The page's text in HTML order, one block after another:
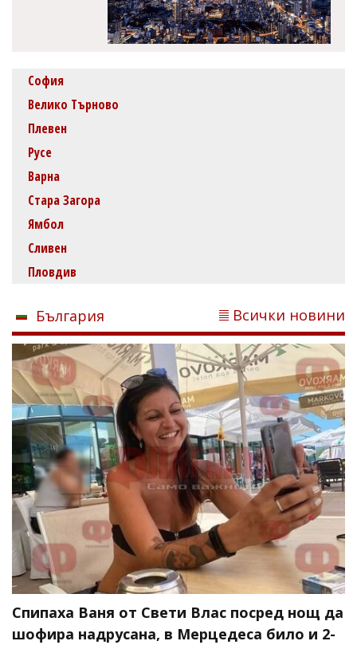
София
Велико Търново
Плевен
Русе
Варна
Стара Загора
Ямбол
Сливен
Пловдив
България Всички новини
Спипаха Ваня от Свети Влас посред нощ да
шофира надрусана, в Мерцедеса било и 2-